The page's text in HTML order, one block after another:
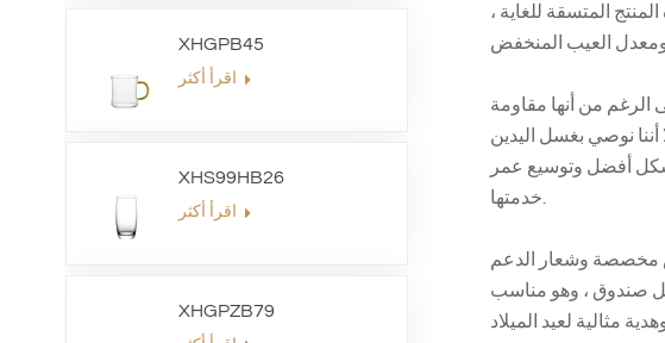
XHGPB45
XHS99HB26
XHGPZB79
المتسقة للغاية ،
الرغم من أنها مقاومة
أننا نوصي بغسل اليدين
أفضل وتوسيع عمر
وشعار الدعم
، 6 أكواب لكل صندوق ، وهو مناسب